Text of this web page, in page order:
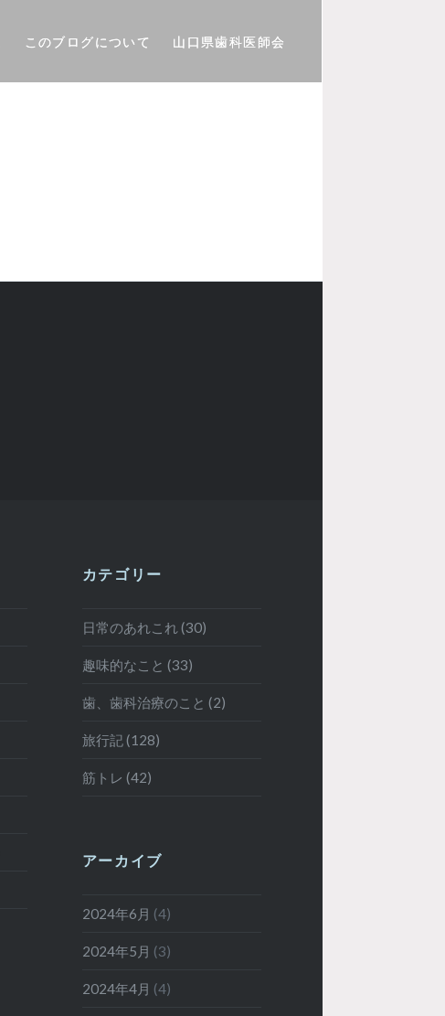
このブログについて 山口県歯科医師会
カテゴリー
日常のあれこれ (30)
趣味的なこと (33)
歯、歯科治療のこと (2)
旅行記 (128)
筋トレ (42)
アーカイブ
2024年6月 (4)
2024年5月 (3)
2024年4月 (4)